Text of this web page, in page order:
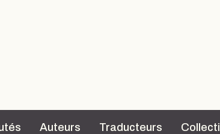
Auteurs Traducteurs